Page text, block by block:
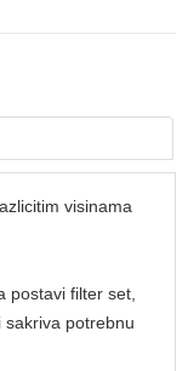
visinama
postavi filter set,
sakriva potrebnu